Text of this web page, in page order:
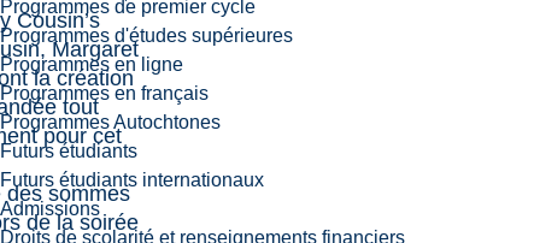
Programmes de premier cycle
Programmes d'études supérieures
Programmes en ligne
Programmes en français
Programmes Autochtones
Futurs étudiants
Futurs étudiants internationaux
Admissions
Droits de scolarité et renseignements financiers
Cousin’s
Margaret
la création
tout
pour cet
des sommes
de la soirée